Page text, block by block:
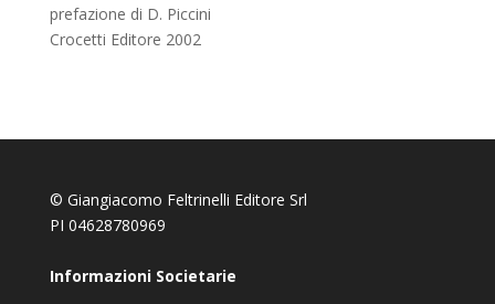
prefazione di D. Piccini
Crocetti Editore 2002
© Giangiacomo Feltrinelli Editore Srl
PI 04628780969
Informazioni Societarie